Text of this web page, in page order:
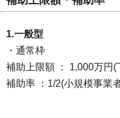
1.一般型
・通常枠
補助上限額 ： 1,000万円(
補助率 ：1/2(小規模事業